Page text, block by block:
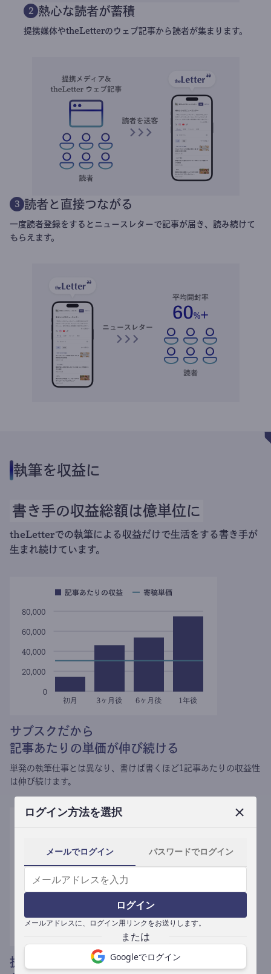
ログイン方法を選択
メールでログイン パスワードでログイン
ログイン
メールアドレスに、ログイン用リンクをお送りします。
Googleでログイン
2 熱心な読者が蓄積
提携媒体やtheLetterのウェブ記事から読者が集まります。
3 読者と直接つながる
一度読者登録をするとニュースレターで記事が届き、読み続けて
もらえます。
執筆を収益に
書き手の収益総額は億単位に
theLetterでの執筆による収益だけで生活をする書き手が
生まれ続けています。
サブスクだから
記事あたりの単価が伸び続ける
単発の執筆仕事とは異なり、 書けば書くほど1記事あたりの収益性
は伸び続けます。
提携媒体による記事買い取りで